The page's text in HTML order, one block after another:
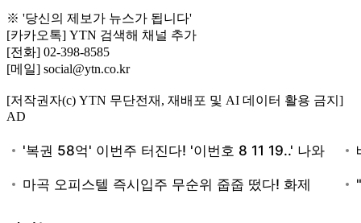
※ '당신의 제보가 뉴스가 됩니다'
[카카오톡] YTN 검색해 채널 추가
[전화] 02-398-8585
[메일] social@ytn.co.kr
[저작권자(c) YTN 무단전재, 재배포 및 AI 데이터 활용 금지]
AD